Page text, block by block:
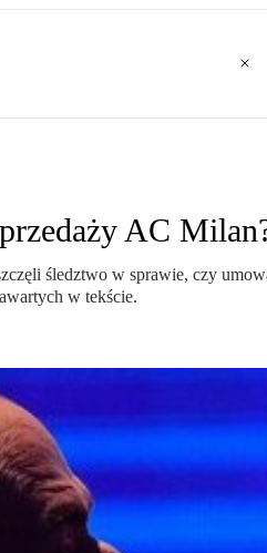
AC
śledztwo w sprawie, czy
w tekście.